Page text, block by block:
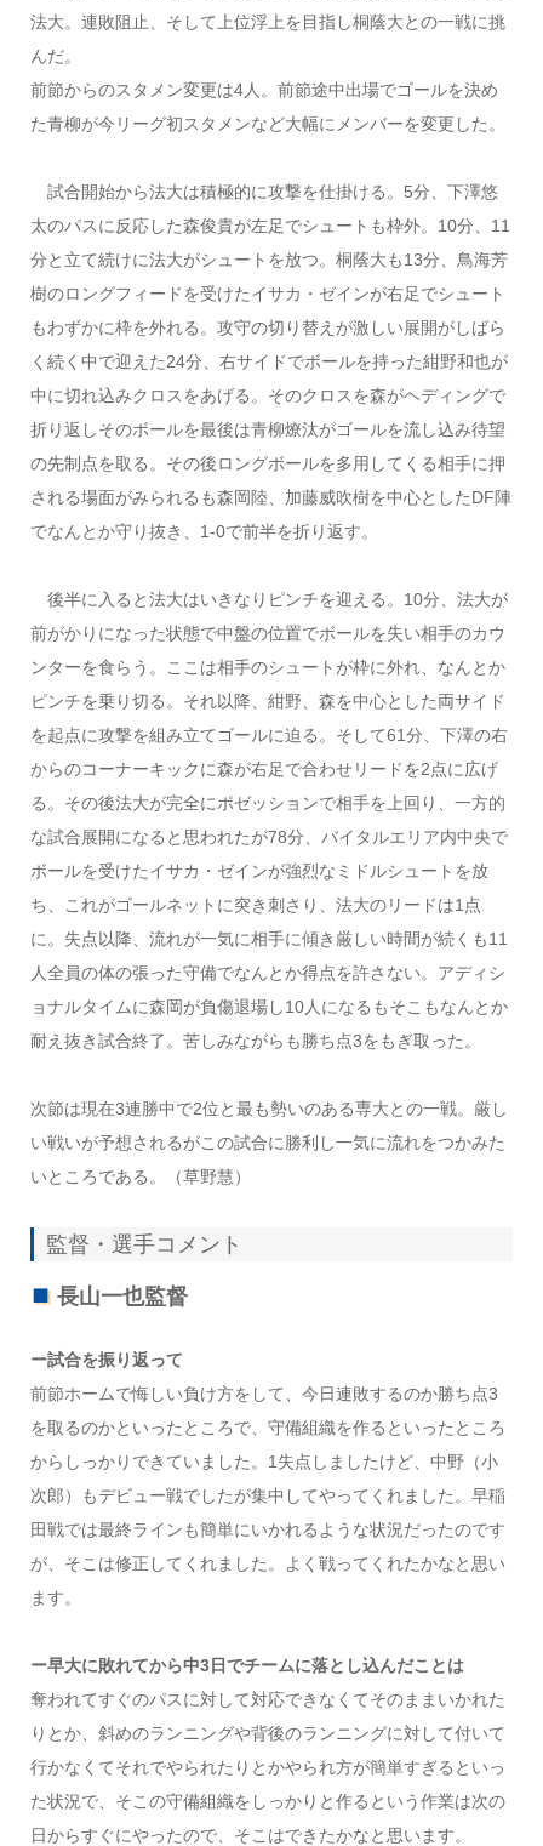
法大。連敗阻止、そして上位浮上を目指し桐蔭大との一戦に挑
んだ。
前節からのスタメン変更は4人。前節途中出場でゴールを決め
た青柳が今リーグ初スタメンなど大幅にメンバーを変更した。
試合開始から法大は積極的に攻撃を仕掛ける。5分、下澤悠
太のパスに反応した森俊貴が左足でシュートも枠外。10分、11
分と立て続けに法大がシュートを放つ。桐蔭大も13分、鳥海芳
樹のロングフィードを受けたイサカ・ゼインが右足でシュート
もわずかに枠を外れる。攻守の切り替えが激しい展開がしばら
く続く中で迎えた24分、右サイドでボールを持った紺野和也が
中に切れ込みクロスをあげる。そのクロスを森がヘディングで
折り返しそのボールを最後は青柳燎汰がゴールを流し込み待望
の先制点を取る。その後ロングボールを多用してくる相手に押
される場面がみられるも森岡陸、加藤威吹樹を中心としたDF陣
でなんとか守り抜き、1-0で前半を折り返す。
後半に入ると法大はいきなりピンチを迎える。10分、法大が
前がかりになった状態で中盤の位置でボールを失い相手のカウ
ンターを食らう。ここは相手のシュートが枠に外れ、なんとか
ピンチを乗り切る。それ以降、紺野、森を中心とした両サイド
を起点に攻撃を組み立てゴールに迫る。そして61分、下澤の右
からのコーナーキックに森が右足で合わせリードを2点に広げ
る。その後法大が完全にポゼッションで相手を上回り、一方的
な試合展開になると思われたが78分、バイタルエリア内中央で
ボールを受けたイサカ・ゼインが強烈なミドルシュートを放
ち、これがゴールネットに突き刺さり、法大のリードは1点
に。失点以降、流れが一気に相手に傾き厳しい時間が続くも11
人全員の体の張った守備でなんとか得点を許さない。アディシ
ョナルタイムに森岡が負傷退場し10人になるもそこもなんとか
耐え抜き試合終了。苦しみながらも勝ち点3をもぎ取った。
次節は現在3連勝中で2位と最も勢いのある専大との一戦。厳し
い戦いが予想されるがこの試合に勝利し一気に流れをつかみた
いところである。（草野慧）
監督・選手コメント
長山一也監督
ー試合を振り返って
前節ホームで悔しい負け方をして、今日連敗するのか勝ち点3
を取るのかといったところで、守備組織を作るといったところ
からしっかりできていました。1失点しましたけど、中野（小
次郎）もデビュー戦でしたが集中してやってくれました。早稲
田戦では最終ラインも簡単にいかれるような状況だったのです
が、そこは修正してくれました。よく戦ってくれたかなと思い
ます。
ー早大に敗れてから中3日でチームに落とし込んだことは
奪われてすぐのパスに対して対応できなくてそのままいかれた
りとか、斜めのランニングや背後のランニングに対して付いて
行かなくてそれでやられたりとかやられ方が簡単すぎるといっ
た状況で、そこの守備組織をしっかりと作るという作業は次の
日からすぐにやったので、そこはできたかなと思います。